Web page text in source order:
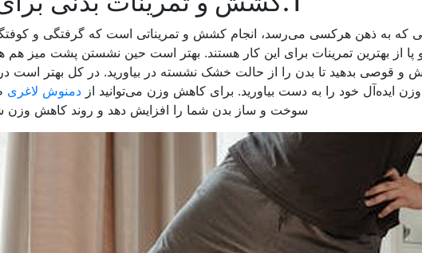
که به ذهن هرکسی می‌رسد، انجام کشش و تمریناتی است که گرفتگی و
و قوصی بدهید تا بدن را از حالت خشک نشسته در بیاورید. در کل بهتر است
ایده‌آل خود را به دست بیاورید. برای کاهش وزن می‌توانید از دمنوش لاغری
سوخت و ساز بدن شما را افزایش دهد و روند کاهش وزن